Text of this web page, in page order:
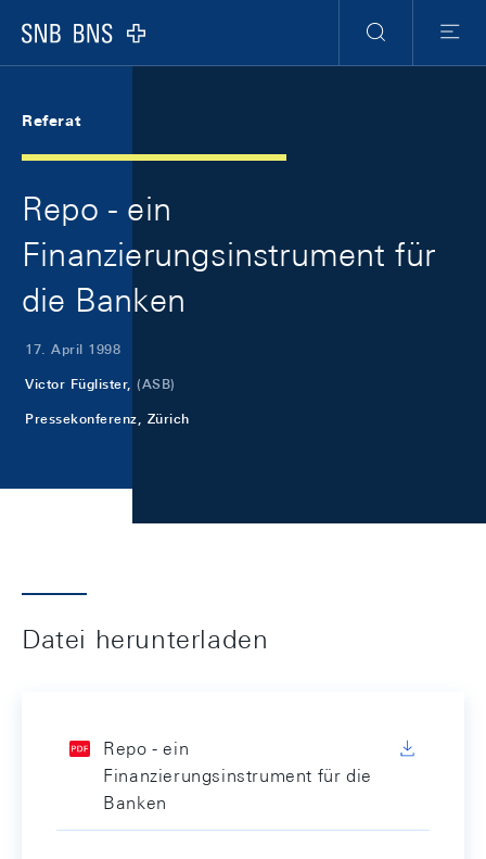
Logo
Suche
Menu
Referat
Repo - ein
Finanzierungsinstrument für
die Banken
17. April 1998
Victor Füglister, (ASB)
Pressekonferenz, Zürich
Datei herunterladen
Repo - ein
Finanzierungsinstrument für die
Banken